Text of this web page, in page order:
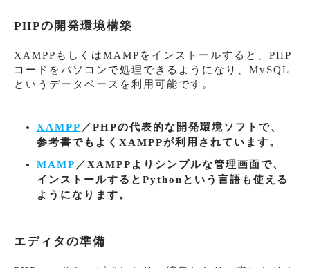
PHPの開発環境構築
XAMPPもしくはMAMPをインストールすると、PHP
コードをパソコンで処理できるようになり、MySQL
というデータベースを利用可能です。
XAMPP ／PHPの代表的な開発環境ソフトで、
参考書でもよくXAMPPが利用されています。
MAMP ／XAMPPよりシンプルな管理画面で、
インストールするとPythonという言語も使える
ようになります。
エディタの準備